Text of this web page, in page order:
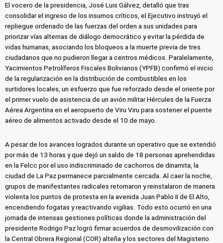
El vocero de la presidencia, José Luis Gálvez, detalló que tras
consolidar el ingreso de los insumos críticos, el Ejecutivo instruyó el
repliegue ordenado de las fuerzas del orden a sus unidades para
priorizar vías alternas de diálogo democrático y evitar la pérdida de
vidas humanas, asociando los bloqueos a la muerte previa de tres
ciudadanos que no pudieron llegar a centros médicos. Paralelamente,
Yacimientos Petrolíferos Fiscales Bolivianos (YPFB) confirmó el inicio
de la regularización en la distribución de combustibles en los
surtidores locales, un esfuerzo que fue reforzado desde el oriente por
el primer vuelo de asistencia de un avión militar Hércules de la Fuerza
Aérea Argentina en el aeropuerto de Viru Viru para sostener el puente
aéreo de alimentos activado desde el 10 de mayo.
A pesar de los avances logrados durante un operativo que se extendió
por más de 13 horas y que dejó un saldo de 18 personas aprehendidas
en la Felcc por el uso indiscriminado de cachorros de dinamita, la
ciudad de La Paz permanece parcialmente cercada. Al caer la noche,
grupos de manifestantes radicales retomaron y reinstalaron de manera
violenta los puntos de protesta en la avenida Juan Pablo II de El Alto,
encendiendo fogatas y reactivando vigilias. Todo esto ocurrió en una
jornada de intensas gestiones políticas donde la administración del
presidente Rodrigo Paz logró firmar acuerdos de desmovilización con
la Central Obrera Regional (COR) alteña y los sectores del Magisterio